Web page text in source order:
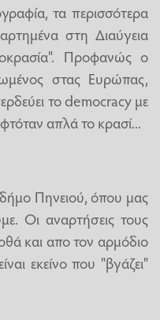
τα περισσότερα
στη Διαύγεια
Προφανώς ο
στας Ευρώπας,
το democracy με
απλά το κρασί...
Πηνειού, όπου μας
Οι αναρτήσεις τους
και απο τον αρμόδιο
εκείνο που "βγάζει"